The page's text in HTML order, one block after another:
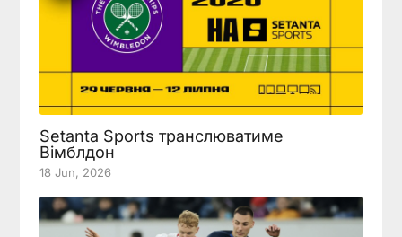
Setanta Sports транслюватиме
Вімблдон
18 Jun, 2026